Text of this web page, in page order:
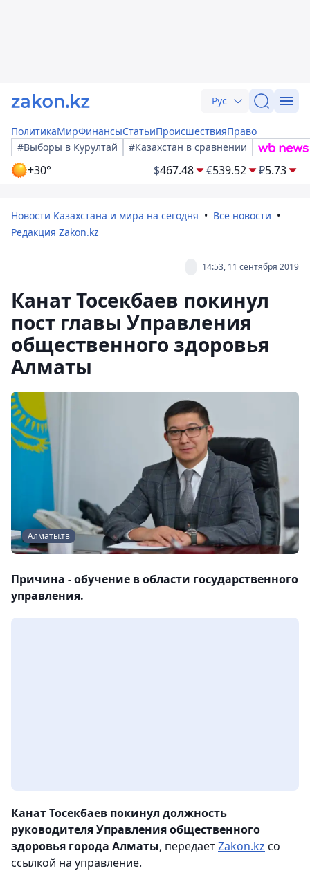
Рус
ПолитикаМирФинансыСтатьиПроисшествияПраво
#Выборы в Курултай
#Казахстан в сравнении
+30° $467.48 €539.52 ₽5.73
Новости Казахстана и мира на сегодня
Все новости
Редакция Zakon.kz
14:53, 11 сентября 2019
Канат Тосекбаев покинул
пост главы Управления
общественного здоровья
Алматы
Алматы.тв
Причина - обучение в области государственного
управления.
Канат Тосекбаев покинул должность
руководителя Управления общественного
здоровья города Алматы, передаетZakon.kz со
ссылкой на управление.